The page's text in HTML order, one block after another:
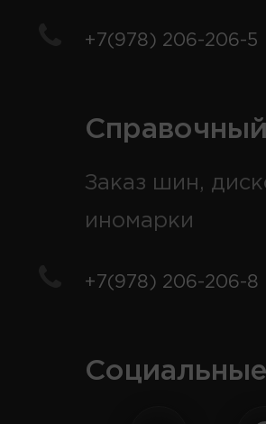
+7(978) 206-206-5
Заказ шин,
иномарки
+7(978) 206-206-8